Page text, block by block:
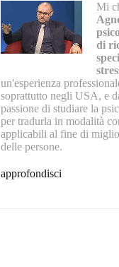
Mi
di
un'esperienza
soprattutto negli USA, e
passione di studiare la
per tradurla in modalità
applicabili al fine di
delle persone.
approfondisci